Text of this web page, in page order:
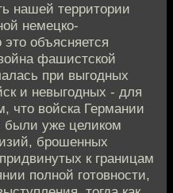
нашей территории
немецко-
объясняется
фашистской
при выгодных
и невыгодных - для
что войска Германии
были уже целиком
брошенных
к границам
полной готовности,